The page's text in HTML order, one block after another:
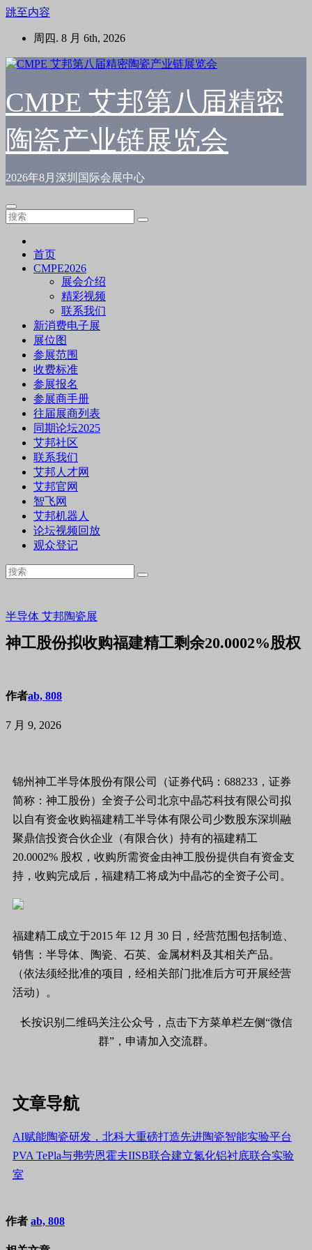
跳至内容
周四. 8 月 6th, 2026
CMPE 艾邦第八届精密
陶瓷产业链展览会
2026年8月深圳国际会展中心
首页
CMPE2026
展会介绍
精彩视频
联系我们
新消费电子展
展位图
参展范围
收费标准
参展报名
参展商手册
往届展商列表
同期论坛2025
艾邦社区
联系我们
艾邦人才网
艾邦官网
智飞网
艾邦机器人
论坛视频回放
观众登记
半导体 艾邦陶瓷展
神工股份拟收购福建精工剩余20.0002%股权
作者ab, 808
7 月 9, 2026
锦州神工半导体股份有限公司（证券代码：688233，证券
简称：神工股份）全资子公司北京中晶芯科技有限公司拟
以自有资金收购福建精工半导体有限公司少数股东深圳融
聚鼎信投资合伙企业（有限合伙）持有的福建精工
20.0002% 股权，收购所需资金由神工股份提供自有资金支
持，收购完成后，福建精工将成为中晶芯的全资子公司。
福建精工成立于2015 年 12 月 30 日，经营范围包括制造、
销售：半导体、陶瓷、石英、金属材料及其相关产品。
（依法须经批准的项目，经相关部门批准后方可开展经营
活动）。
长按识别二维码关注公众号，点击下方菜单栏左侧“微信
群”，申请加入交流群。
文章导航
AI赋能陶瓷研发，北科大重磅打造先进陶瓷智能实验平台
PVA TePla与弗劳恩霍夫IISB联合建立氮化铝衬底联合实验
室
作者 ab, 808